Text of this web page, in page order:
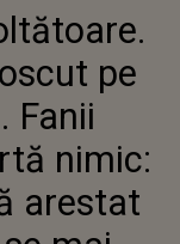
CHELOO, DE
PE STRĂZILE
ARTISTULUI
NIMIC: "E DE
ARESTAT
SĂ SE MAI
IMAGINILE CARE
FĂRÂMĂ DE
pe
Fanii
nimic:
arestat